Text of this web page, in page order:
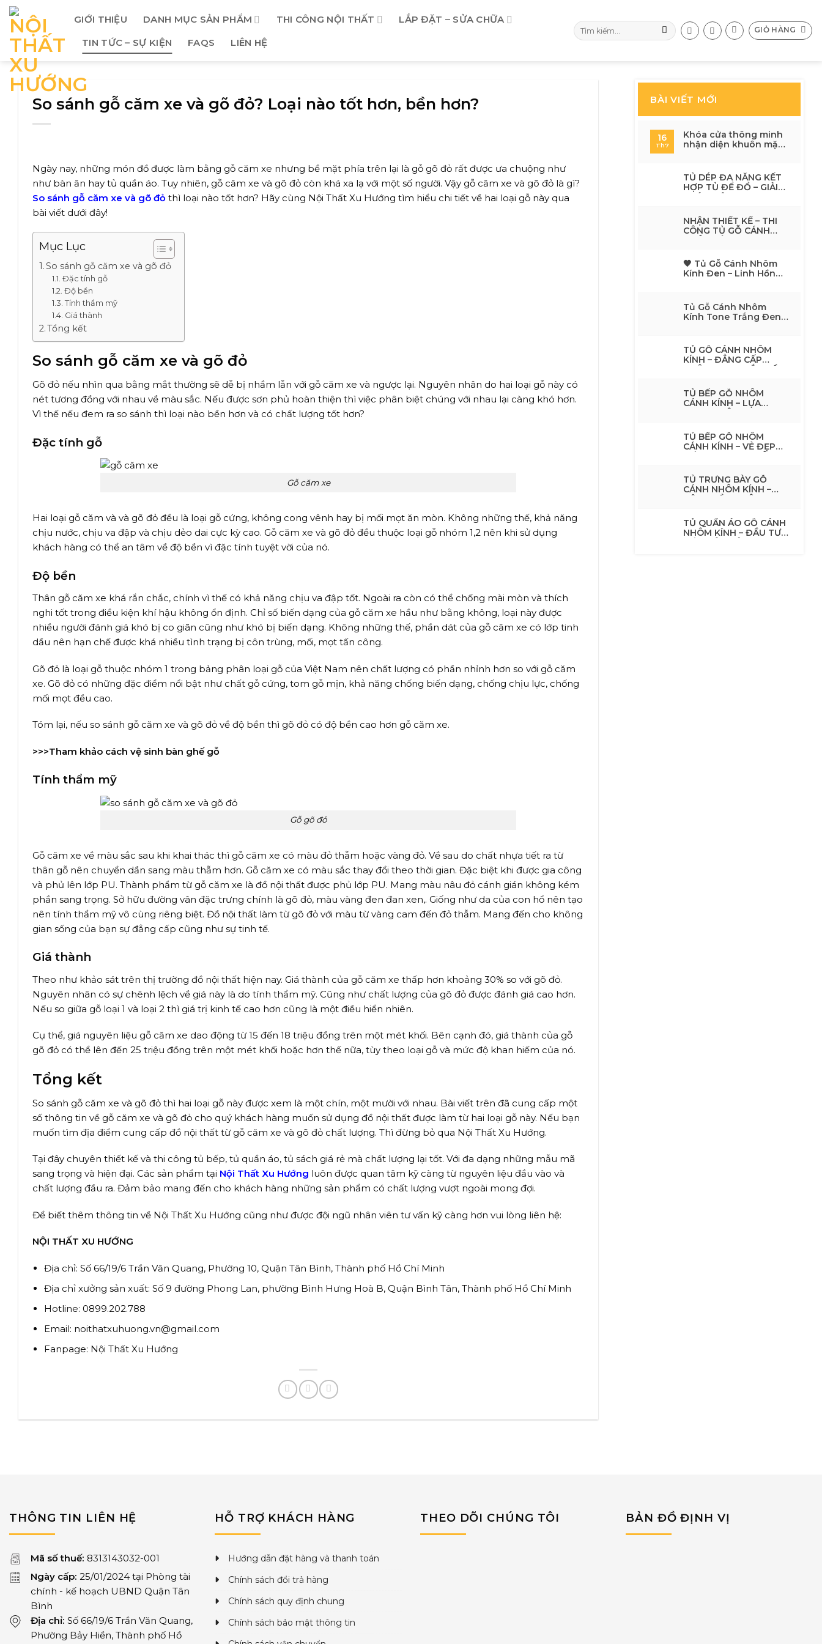
Skip
content
GIỚI THIỆU DANH MỤC SẢN PHẨM THI CÔNG NỘI THẤT
LẮP ĐẶT – SỬA CHỮA
TIN TỨC – SỰ KIỆN
FAQS LIÊN HỆ
Tìm
kiếm:
GIỎ HÀNG
So sánh gỗ căm xe và gõ đỏ? Loại nào tốt hơn, bền hơn?
Ngày nay, những món đồ được làm bằng gỗ căm xe nhưng bề mặt phía trên lại là gỗ gõ đỏ rất được ưa chuộng như
như bàn ăn hay tủ quần áo. Tuy nhiên, gỗ căm xe và gõ đỏ còn khá xa lạ với một số người. Vậy gỗ căm xe và gõ đỏ là gì?
So sánh gỗ căm xe và gõ đỏ thì loại nào tốt hơn? Hãy cùng Nội Thất Xu Hướng tìm hiểu chi tiết về hai loại gỗ này qua
bài viết dưới đây!
Mục Lục
So sánh gỗ căm xe và gõ đỏ
Đặc tính gỗ
Độ bền
Tính thẩm mỹ
Giá thành
Tổng kết
So sánh gỗ căm xe và gõ đỏ
Gõ đỏ nếu nhìn qua bằng mắt thường sẽ dễ bị nhầm lẫn với gỗ căm xe và ngược lại. Nguyên nhân do hai loại gỗ này có
nét tương đồng với nhau về màu sắc. Nếu được sơn phủ hoàn thiện thì việc phân biệt chúng với nhau lại càng khó hơn.
Vì thế nếu đem ra so sánh thì loại nào bền hơn và có chất lượng tốt hơn?
Đặc tính gỗ
Gỗ căm xe
Hai loại gỗ căm và và gõ đỏ đều là loại gỗ cứng, không cong vênh hay bị mối mọt ăn mòn. Không những thế, khả năng
chịu nước, chịu va đập và chịu dẻo dai cực kỳ cao. Gỗ căm xe và gõ đỏ đều thuộc loại gỗ nhóm 1,2 nên khi sử dụng
khách hàng có thể an tâm về độ bền vì đặc tính tuyệt vời của nó.
Độ bền
Thân gỗ căm xe khá rắn chắc, chính vì thế có khả năng chịu va đập tốt. Ngoài ra còn có thể chống mài mòn và thích
nghi tốt trong điều kiện khí hậu không ổn định. Chỉ số biến dạng của gỗ căm xe hầu như bằng không, loại này được
nhiều người đánh giá khó bị co giãn cũng như khó bị biến dạng. Không những thế, phần dát của gỗ căm xe có lớp tinh
dầu nên hạn chế được khá nhiều tình trạng bị côn trùng, mối, mọt tấn công.
Gõ đỏ là loại gỗ thuộc nhóm 1 trong bảng phân loại gỗ của Việt Nam nên chất lượng có phần nhỉnh hơn so với gỗ căm
xe. Gõ đỏ có những đặc điểm nổi bật như chất gỗ cứng, tom gỗ mịn, khả năng chống biến dạng, chống chịu lực, chống
mối mọt đều cao.
Tóm lại, nếu so sánh gỗ căm xe và gõ đỏ về độ bền thì gõ đỏ có độ bền cao hơn gỗ căm xe.
>>>Tham khảo cách vệ sinh bàn ghế gỗ
Tính thẩm mỹ
Gỗ gõ đỏ
Gỗ căm xe về màu sắc sau khi khai thác thì gỗ căm xe có màu đỏ thẫm hoặc vàng đỏ. Về sau do chất nhựa tiết ra từ
thân gỗ nên chuyển dần sang màu thẫm hơn. Gỗ căm xe có màu sắc thay đổi theo thời gian. Đặc biệt khi được gia công
và phủ lên lớp PU. Thành phẩm từ gỗ căm xe là đồ nội thất được phủ lớp PU. Mang màu nâu đỏ cánh gián không kém
phần sang trọng. Sở hữu đường vân đặc trưng chính là gõ đỏ, màu vàng đen đan xen,. Giống như da của con hổ nên tạo
nên tính thẩm mỹ vô cùng riêng biệt. Đồ nội thất làm từ gõ đỏ với màu từ vàng cam đến đỏ thẫm. Mang đến cho không
gian sống của bạn sự đẳng cấp cũng như sự tinh tế.
Giá thành
Theo như khảo sát trên thị trường đồ nội thất hiện nay. Giá thành của gỗ căm xe thấp hơn khoảng 30% so với gõ đỏ.
Nguyên nhân có sự chênh lệch về giá này là do tính thẩm mỹ. Cũng như chất lượng của gõ đỏ được đánh giá cao hơn.
Nếu so giữa gỗ loại 1 và loại 2 thì giá trị kinh tế cao hơn cũng là một điều hiển nhiên.
Cụ thể, giá nguyên liệu gỗ căm xe dao động từ 15 đến 18 triệu đồng trên một mét khối. Bên cạnh đó, giá thành của gỗ
gõ đỏ có thể lên đến 25 triệu đồng trên một mét khối hoặc hơn thế nữa, tùy theo loại gỗ và mức độ khan hiếm của nó.
Tổng kết
So sánh gỗ căm xe và gõ đỏ thì hai loại gỗ này được xem là một chín, một mười với nhau. Bài viết trên đã cung cấp một
số thông tin về gỗ căm xe và gõ đỏ cho quý khách hàng muốn sử dụng đồ nội thất được làm từ hai loại gỗ này. Nếu bạn
muốn tìm địa điểm cung cấp đồ nội thất từ gỗ căm xe và gõ đỏ chất lượng. Thì đừng bỏ qua Nội Thất Xu Hướng.
Tại đây chuyên thiết kế và thi công tủ bếp, tủ quần áo, tủ sách giá rẻ mà chất lượng lại tốt. Với đa dạng những mẫu mã
sang trọng và hiện đại. Các sản phẩm tại Nội Thất Xu Hướng luôn được quan tâm kỹ càng từ nguyên liệu đầu vào và
chất lượng đầu ra. Đảm bảo mang đến cho khách hàng những sản phẩm có chất lượng vượt ngoài mong đợi.
Để biết thêm thông tin về Nội Thất Xu Hướng cũng như được đội ngũ nhân viên tư vấn kỹ càng hơn vui lòng liên hệ:
NỘI THẤT XU HƯỚNG
Địa chỉ: Số 66/19/6 Trần Văn Quang, Phường 10, Quận Tân Bình, Thành phố Hồ Chí Minh
Địa chỉ xưởng sản xuất: Số 9 đường Phong Lan, phường Bình Hưng Hoà B, Quận Bình Tân, Thành phố Hồ Chí Minh
Hotline: 0899.202.788
Email: noithatxuhuong.vn@gmail.com
Fanpage: Nội Thất Xu Hướng
BÀI VIẾT MỚI
16
Th7
Khóa cửa thông minh
nhận diện khuôn mặt
ngôi nhà hiện đại
TỦ DÉP ĐA NĂNG KẾT
HỢP TỦ ĐỂ ĐỒ – GIẢI
PHÁP HIỆN ĐẠI CHO
TINH TẾ
NHẬN THIẾT KẾ – THI
CÔNG TỦ GỖ CÁNH
🖤 Tủ Gỗ Cánh Nhôm
Kính Đen – Linh Hồn
Của Không Gian Nội
Tủ Gỗ Cánh Nhôm
Kính Tone Trắng Đen
Sang TrọngTủ Gỗ
Cánh Nhôm Kính Tone
Trắng Đen Hiện Đại –
TỦ GỖ CÁNH NHÔM
KÍNH – ĐẲNG CẤP
TỦ BẾP GỖ NHÔM
CÁNH KÍNH – LỰA
CHỌN THÔNG MINH
HIỆN ĐẠI
TỦ BẾP GỖ NHÔM
CÁNH KÍNH – VẺ ĐẸP
TỦ TRƯNG BÀY GỖ
CÁNH NHÔM KÍNH –
NÂNG TẦM KHÔNG
TỦ QUẦN ÁO GỖ CÁNH
NHÔM KÍNH – ĐẦU TƯ
THÔNG TIN LIÊN HỆ
Mã số thuế: 8313143032-001
Ngày cấp:25/01/2024 tại Phòng tài
chính - kế hoạch UBND Quận Tân
Bình
Địa chỉ:Số 66/19/6 Trần Văn Quang,
Phường Bảy Hiền, Thành phố Hồ
HỖ TRỢ KHÁCH HÀNG
Hướng dẫn đặt hàng và thanh toán
Chính sách đổi trả hàng
Chính sách quy định chung
Chính sách bảo mật thông tin
THEO DÕI CHÚNG TÔI BẢN ĐỒ ĐỊNH VỊ